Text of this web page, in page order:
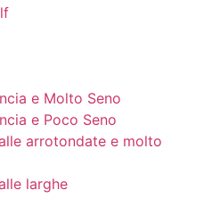
e Molto Seno
e Poco Seno
arrotondate e molto
larghe